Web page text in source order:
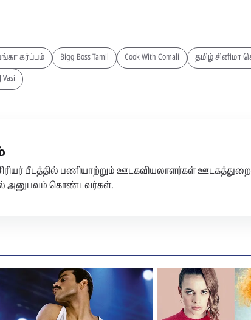
கர்ப்பம் Bigg Boss Tamil Cook With Comali தமிழ் சினிமா
Vasi
பீடத்தில் பணியாற்றும் ஊடகவியலாளர்கள்
அனுபவம் கொண்டவர்கள்.